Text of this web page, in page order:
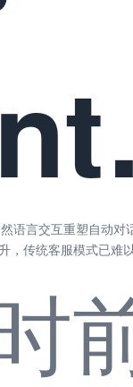
语言交互重塑自动对
，传统客服模式已难